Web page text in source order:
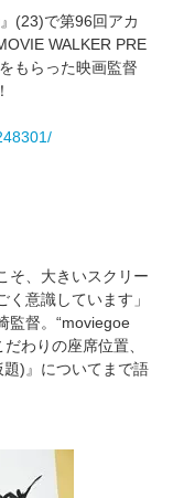
(23)で第96回アカ
WALKER PRE
もらった映画監督
そ、大きいスクリー
意識しています」
監督。“moviegoe
わりの座席位置、
)』についてまで語